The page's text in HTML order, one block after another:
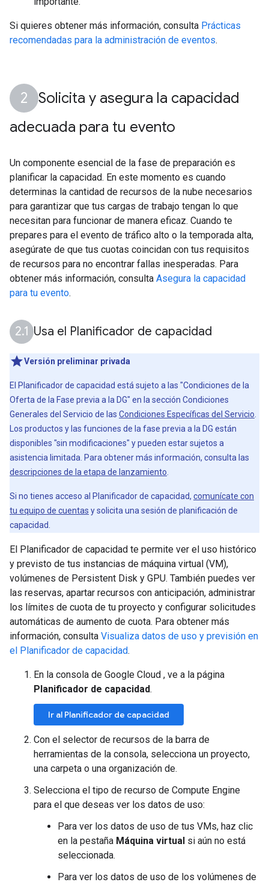
Si quieres obtener más información, consulta Prácticas
recomendadas para la administración de eventos.
Solicita y asegura la capacidad
adecuada para tu evento
Un componente esencial de la fase de preparación es
planificar la capacidad. En este momento es cuando
determinas la cantidad de recursos de la nube necesarios
para garantizar que tus cargas de trabajo tengan lo que
necesitan para funcionar de manera eficaz. Cuando te
prepares para el evento de tráfico alto o la temporada alta,
asegúrate de que tus cuotas coincidan con tus requisitos
de recursos para no encontrar fallas inesperadas. Para
obtener más información, consulta Asegura la capacidad
para tu evento.
Usa el Planificador de capacidad
Versión preliminar privada
El Planificador de capacidad está sujeto a las "Condiciones de la
Oferta de la Fase previa a la DG" en la sección Condiciones
Generales del Servicio de las Condiciones Específicas del Servicio
Los productos y las funciones de la fase previa a la DG están
disponibles "sin modificaciones" y pueden estar sujetos a
asistencia limitada. Para obtener más información, consulta las
descripciones de la etapa de lanzamiento
Si no tienes acceso al Planificador de capacidad, comunícate con
tu equipo de cuentas y solicita una sesión de planificación de
capacidad.
El Planificador de capacidad te permite ver el uso histórico
y previsto de tus instancias de máquina virtual (VM),
volúmenes de Persistent Disk y GPU. También puedes ver
las reservas, apartar recursos con anticipación, administrar
los límites de cuota de tu proyecto y configurar solicitudes
automáticas de aumento de cuota. Para obtener más
información, consulta Visualiza datos de uso y previsión en
el Planificador de capacidad.
En la consola de Google Cloud , ve a la página
Planificador de capacidad.
Ir al Planificador de capacidad
Con el selector de recursos de la barra de
herramientas de la consola, selecciona un proyecto,
una carpeta o una organización de.
Selecciona el tipo de recurso de Compute Engine
para el que deseas ver los datos de uso:
Para ver los datos de uso de tus VMs, haz clic
en la pestaña Máquina virtual si aún no está
seleccionada.
Para ver los datos de uso de los volúmenes de